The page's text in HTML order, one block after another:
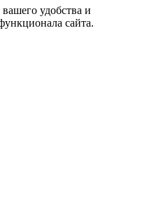
удобства и
сайта.